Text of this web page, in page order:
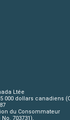
Ltée
000 dollars canadiens
du Consommateur
703731),